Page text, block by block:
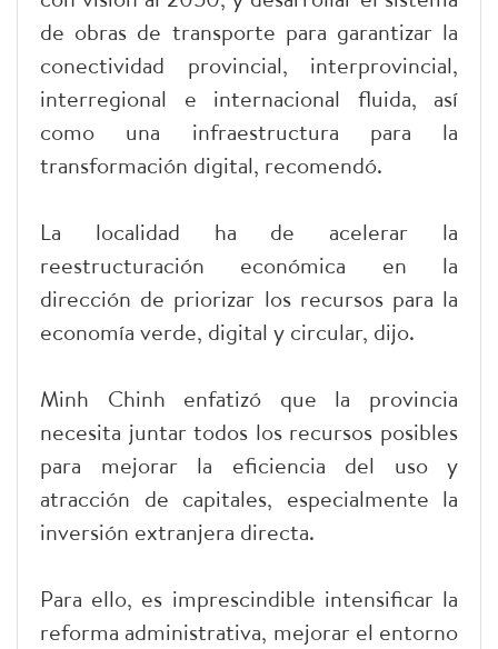
de obras de transporte para garantizar la
conectividad provincial, interprovincial,
interregional e internacional fluida, así
como una infraestructura para la
transformación digital, recomendó.
La localidad ha de acelerar la
reestructuración económica en la
dirección de priorizar los recursos para la
economía verde, digital y circular, dijo.
Minh Chinh enfatizó que la provincia
necesita juntar todos los recursos posibles
para mejorar la eficiencia del uso y
atracción de capitales, especialmente la
inversión extranjera directa.
Para ello, es imprescindible intensificar la
reforma administrativa, mejorar el entorno